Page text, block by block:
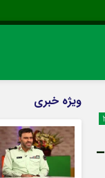
رمز عبور
ویژه خبری